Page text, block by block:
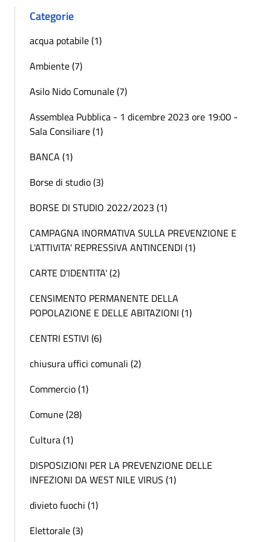
Categorie
acqua potabile (1)
Ambiente (7)
Asilo Nido Comunale (7)
Assemblea Pubblica - 1 dicembre 2023 ore 19:00 -
Sala Consiliare (1)
BANCA (1)
Borse di studio (3)
BORSE DI STUDIO 2022/2023 (1)
CAMPAGNA INORMATIVA SULLA PREVENZIONE E
L'ATTIVITA' REPRESSIVA ANTINCENDI (1)
CARTE D'IDENTITA' (2)
CENSIMENTO PERMANENTE DELLA
POPOLAZIONE E DELLE ABITAZIONI (1)
CENTRI ESTIVI (6)
chiusura uffici comunali (2)
Commercio (1)
Comune (28)
Cultura (1)
DISPOSIZIONI PER LA PREVENZIONE DELLE
INFEZIONI DA WEST NILE VIRUS (1)
divieto fuochi (1)
Elettorale (3)